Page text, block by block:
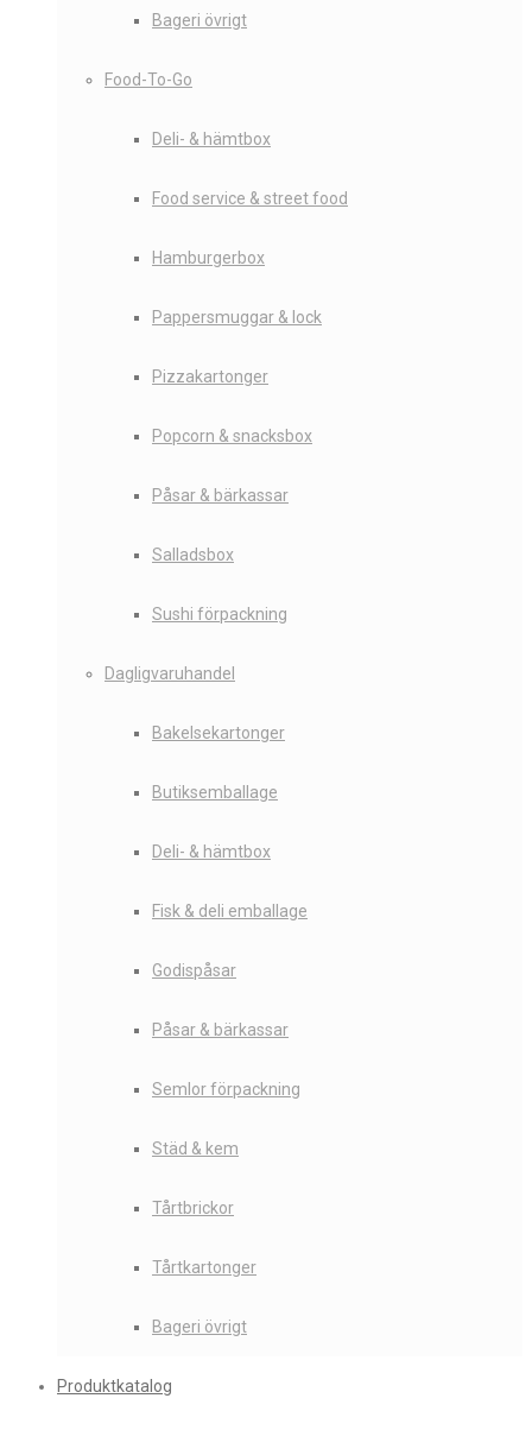
Bageri övrigt
Food-To-Go
Deli- & hämtbox
Food service & street food
Hamburgerbox
Pappersmuggar & lock
Pizzakartonger
Popcorn & snacksbox
Påsar & bärkassar
Salladsbox
Sushi förpackning
Dagligvaruhandel
Bakelsekartonger
Butiksemballage
Deli- & hämtbox
Fisk & deli emballage
Godispåsar
Påsar & bärkassar
Semlor förpackning
Städ & kem
Tårtbrickor
Tårtkartonger
Bageri övrigt
Produktkatalog